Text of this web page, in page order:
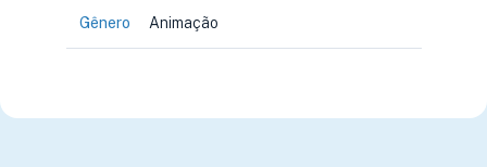
Gênero Animação